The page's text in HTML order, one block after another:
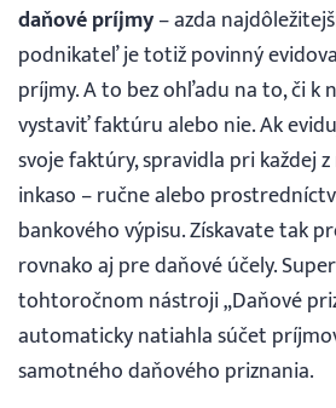
daňové príjmy– azda
podnikateľ je totiž povinný
príjmy. A to bez ohľadu na to, či k
vystaviť faktúru alebo nie. Ak
svoje faktúry, spravidla pri každej
inkaso – ručne alebo
bankového výpisu. Získavate tak
rovnako aj pre daňové účely.
tohtoročnom nástroji „Daňové
automaticky natiahla súčet
samotného daňového priznania.